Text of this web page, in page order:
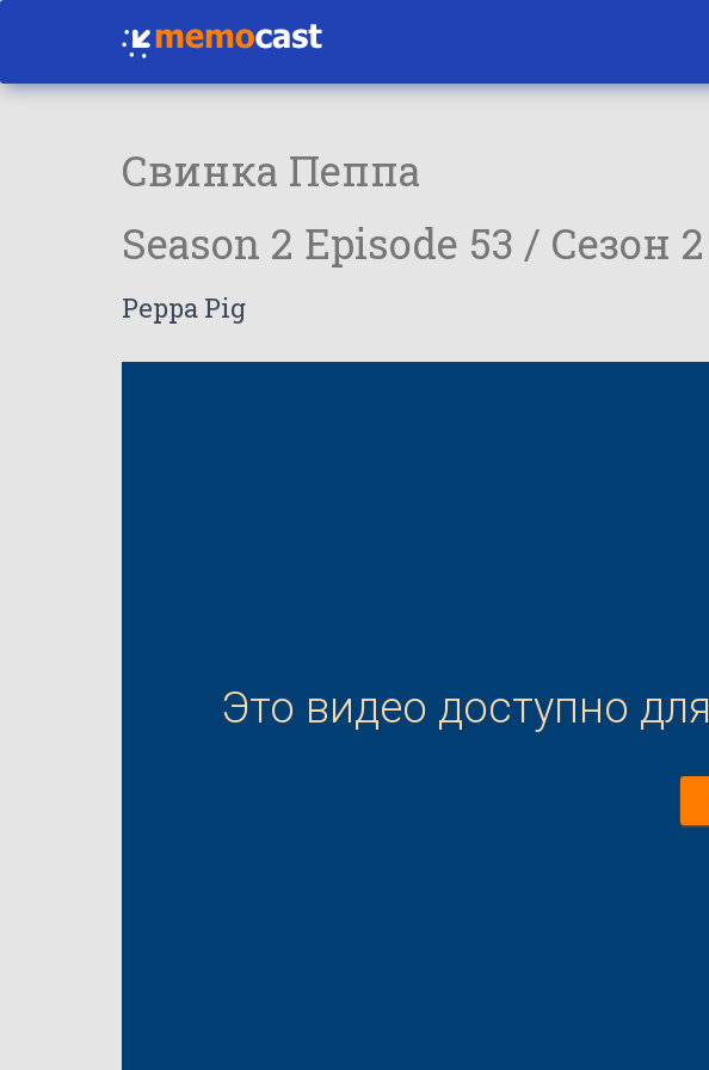
Свинка Пеппа
Season 2 Episode 53 / Сезон
Peppa Pig
Это видео доступно